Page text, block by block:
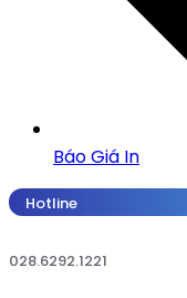
Báo Giá In
Hotline
028.6292.1221